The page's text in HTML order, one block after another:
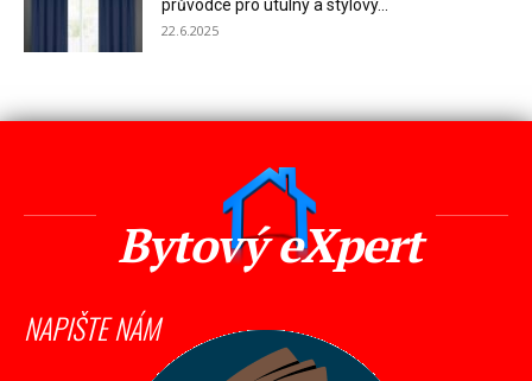
průvodce pro útulný a stylový...
22.6.2025
Bytový eXpert
NAPIŠTE NÁM